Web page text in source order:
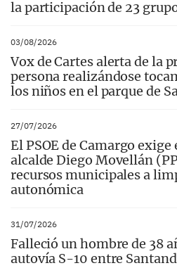
la participación de 23
03/08/2026
Vox de Cartes alerta de la
persona realizándose
los niños en el parque de
27/07/2026
El PSOE de Camargo
alcalde Diego Movellán
recursos municipales a
autonómica
31/07/2026
Falleció un hombre de 38
autovía S-10 entre